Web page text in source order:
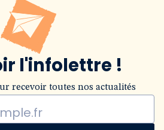
l'infolettre !
recevoir toutes nos actualités